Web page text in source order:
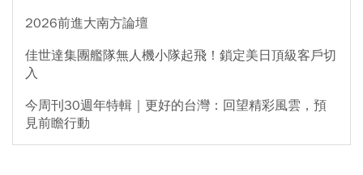
2026前進大南方論壇
佳世達集團艦隊無人機小隊起飛！鎖定美日頂級客戶切
入
今周刊30週年特輯｜更好的台灣：回望精彩風雲，預
見前瞻行動